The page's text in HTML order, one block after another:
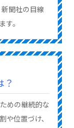
聞社の目線
す。
？
めの継続的な
や位置づけ、